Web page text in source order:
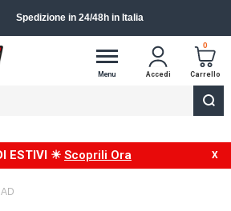
Spedizione in 24/48h in Italia
Menu Accedi
0
Carrello
ESTIVI ☀ Scoprili Ora